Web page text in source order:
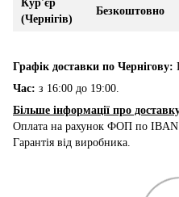
Кур'єр
(Чернігів)
Безкоштовно
Графік доставки по Чернігову:
Час: з 16:00 до 19:00.
Більше інформації про
Оплата на рахунок ФОП по IBAN.
Гарантія від виробника.